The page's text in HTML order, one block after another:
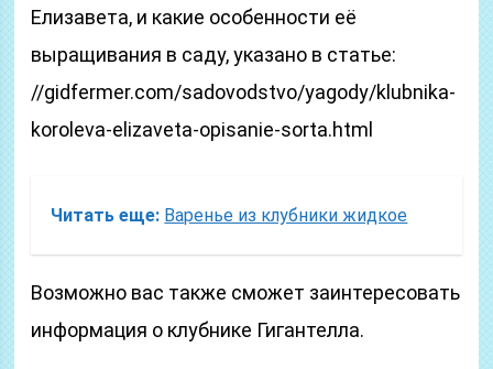
Елизавета, и какие особенности её
выращивания в саду, указано в статье:
//gidfermer.com/sadovodstvo/yagody/klubnika-
koroleva-elizaveta-opisanie-sorta.html
Читать еще: Варенье из клубники жидкое
Возможно вас также сможет заинтересовать
информация о клубнике Гигантелла.